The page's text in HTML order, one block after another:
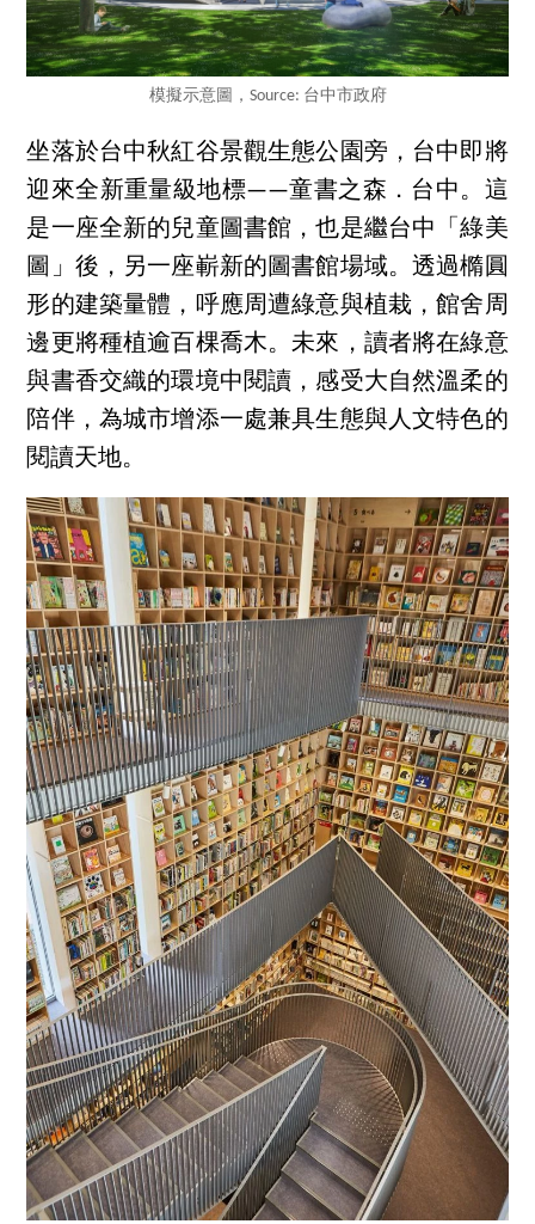
模擬示意圖，Source: 台中市政府
坐落於台中秋紅谷景觀生態公園旁，台中即將
迎來全新重量級地標——童書之森．台中。這
是一座全新的兒童圖書館，也是繼台中「綠美
圖」後，另一座嶄新的圖書館場域。透過橢圓
形的建築量體，呼應周遭綠意與植栽，館舍周
邊更將種植逾百棵喬木。未來，讀者將在綠意
與書香交織的環境中閱讀，感受大自然溫柔的
陪伴，為城市增添一處兼具生態與人文特色的
閱讀天地。